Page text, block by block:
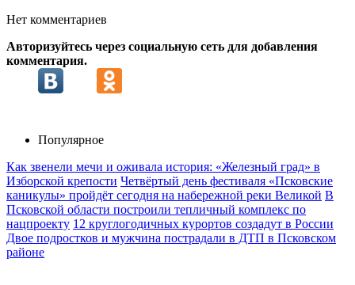
Нет комментариев
Авторизуйтесь через социальную сеть для добавления
комментария.
Популярное
Как звенели мечи и оживала история: «Железный град» в
Изборской крепости Четвёртый день фестиваля «Псковские
каникулы» пройдёт сегодня на набережной реки Великой В
Псковской области построили тепличный комплекс по
нацпроекту 12 круглогодичных курортов создадут в России
Двое подростков и мужчина пострадали в ДТП в Псковском
районе